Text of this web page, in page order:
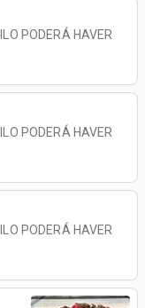
PODERÁ HAVER
PODERÁ HAVER
PODERÁ HAVER